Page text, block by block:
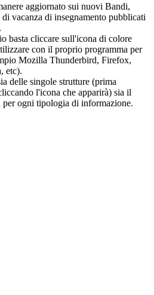
aggiornato sui nuovi Bandi,
vacanza di insegnamento pubblicati
basta cliccare sull'icona di colore
con il proprio programma per
Mozilla Thunderbird, Firefox,
etc).
delle singole strutture (prima
l'icona che apparirà) sia il
per ogni tipologia di informazione.